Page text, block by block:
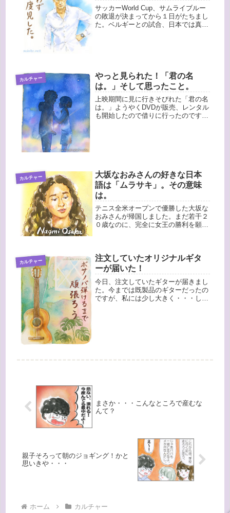
サッカーWorld Cup、サムライブルー
の敗退が決まってから１日がたちまし
た。ベルギーとの試合、日本では真夜
カルチャー
やっと見られた！「君の名
は。」そして思ったこと。
上映期間に見に行きそびれた「君の名
は。」ようやくDVDが販売、レンタル
も開始したので借りに行ったのです
カルチャー
大坂なおみさんの好きな日本
語は「ムラサキ」。その意味
は。
テニス全米オープンで優勝した大坂な
おみさんが帰国しました。まだ若干２
０歳なのに、完全に女王の勝利を願う
比べると妖精みたいに見えましたが、
実...
カルチャー
注文していたオリジナルギタ
ーが届いた！
今日、注文していたギターが届きまし
た。今までは既製品のギターだったの
ですが、私には少し大きく・・・しか
まさか・・・こんなところで産むな
んて？
親子そろって朝のジョギング！かと
思いきや・・・
ホーム カルチャー